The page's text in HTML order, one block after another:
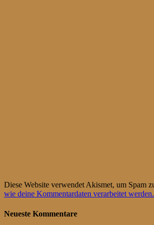
Diese Website verwendet Akismet, um Spam
wie deine Kommentardaten verarbeitet werden.
Neueste Kommentare